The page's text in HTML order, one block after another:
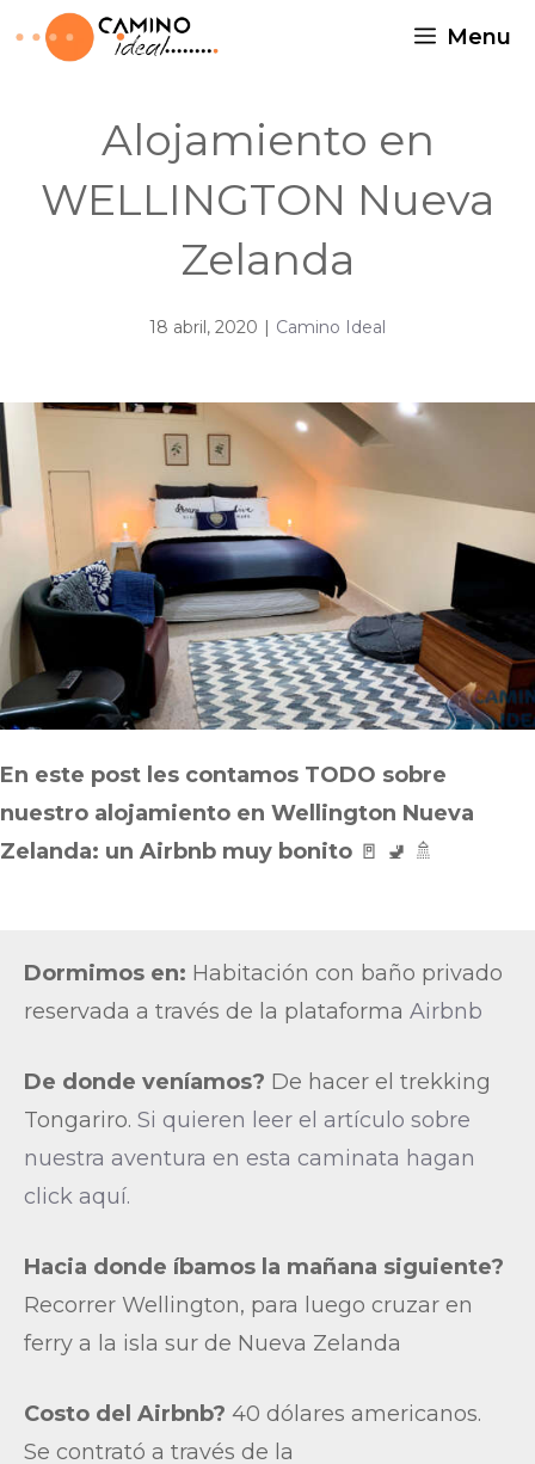
Menu
Alojamiento en
WELLINGTON Nueva
Zelanda
18 abril, 2020 | Camino Ideal
En este post les contamos TODO sobre
nuestro alojamiento en Wellington Nueva
Zelanda: un Airbnb muy bonito 🚪 🚽 🚿
Dormimos en: Habitación con baño privado
reservada a través de la plataforma Airbnb
De donde veníamos? De hacer el trekking
Tongariro. Si quieren leer el artículo sobre
nuestra aventura en esta caminata hagan
click aquí.
Hacia donde íbamos la mañana siguiente?
Recorrer Wellington, para luego cruzar en
ferry a la isla sur de Nueva Zelanda
Costo del Airbnb? 40 dólares americanos.
Se contrató a través de la